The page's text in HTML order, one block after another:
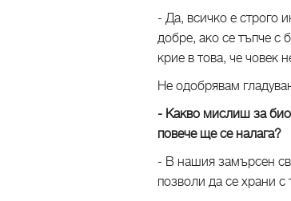
- Да, всичко е строго
добре, ако се тъпче с
крие в това, че човек
Не одобрявам
- Какво мислиш за
повече ще се налага?
- В нашия замърсен
позволи да се храни с